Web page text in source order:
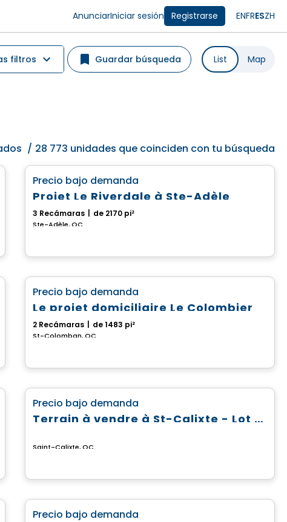
AnunciarIniciar sesión Registrarse ENFRESZH
filtros Guardar búsqueda List Map
/ 28 773 unidades que coinciden con tu búsqueda
Casa
Precio bajo demanda
Projet Le Riverdale à Ste-Adèle
3 Recámaras de 2170 pi²
Ste-Adèle, QC
Casa
Precio bajo demanda
Le projet domiciliaire Le Colombier
2 Recámaras de 1483 pi²
St-Colomban, QC
Terreno
Precio bajo demanda
Terrain à vendre à St-Calixte - Lot #4 869 583
Saint-Calixte, QC
Terreno
Precio bajo demanda